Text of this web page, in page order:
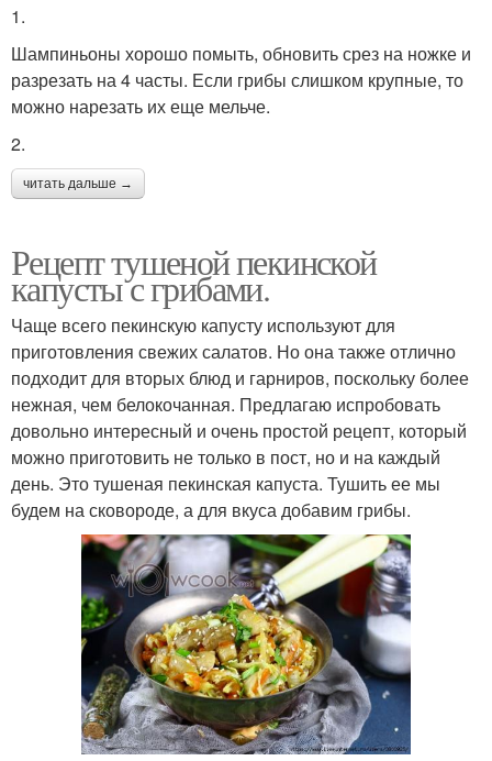
1.
Шампиньоны хорошо помыть, обновить срез на ножке и
разрезать на 4 часты. Если грибы слишком крупные, то
можно нарезать их еще мельче.
2.
читать дальше →
Рецепт тушеной пекинской
капусты с грибами.
Чаще всего пекинскую капусту используют для
приготовления свежих салатов. Но она также отлично
подходит для вторых блюд и гарниров, поскольку более
нежная, чем белокочанная. Предлагаю испробовать
довольно интересный и очень простой рецепт, который
можно приготовить не только в пост, но и на каждый
день. Это тушеная пекинская капуста. Тушить ее мы
будем на сковороде, а для вкуса добавим грибы.